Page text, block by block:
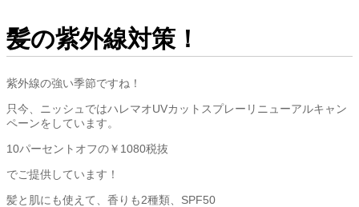
髪の紫外線対策！
紫外線の強い季節ですね！
只今、ニッシュではハレマオUVカットスプレーリニューアルキャン
ペーンをしています。
10パーセントオフの￥1080税抜
でご提供しています！
髪と肌にも使えて、香りも2種類、SPF50